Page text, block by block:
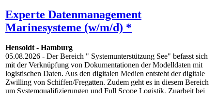
Experte Datenmanagement
Marinesysteme (w/m/d) *
Hensoldt- Hamburg
05.08.2026 - Der Bereich " Systemunterstützung See" befasst sich
mit der Verknüpfung von Dokumentationen der Modelldaten mit
logistischen Daten. Aus den digitalen Medien entsteht der digitale
Zwilling von Schiffen/Fregatten. Zudem geht es in diesem Bereich
um Systemqualifizierungen und Full Scope Logistik. Zuarbeit bei